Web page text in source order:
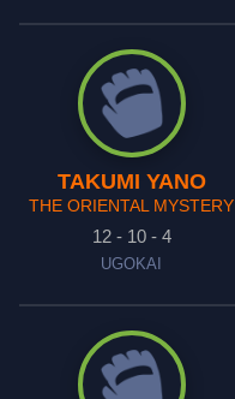
TAKUMI YANO
THE ORIENTAL MYSTERY
12 - 10 - 4
UGOKAI